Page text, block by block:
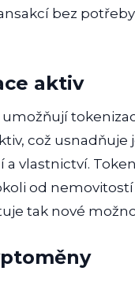
bez
aktiv
což usnadňuje
a vlastnictví.
od
tak nové